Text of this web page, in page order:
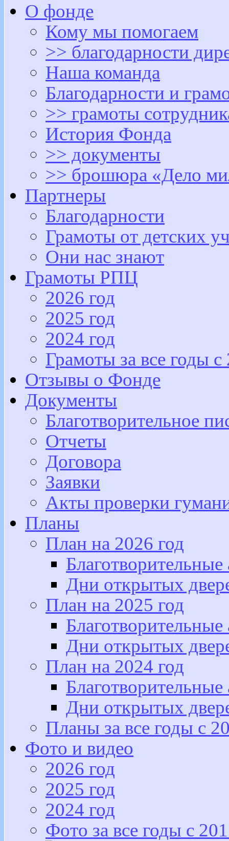
О фонде
Кому мы помогаем
>> благодарности
Наша команда
Благодарности и
>> грамоты
История Фонда
>> документы
>> брошюра «Дело
Партнеры
Благодарности
Грамоты от детских
Они нас знают
Грамоты РПЦ
2026 год
2025 год
2024 год
Грамоты за все годы с
Отзывы о Фонде
Документы
Благотворительное
Отчеты
Договора
Заявки
Акты проверки
Планы
План на 2026 год
Дни открытых
План на 2025 год
Дни открытых
План на 2024 год
Дни открытых
Планы за все годы с
Фото и видео
2026 год
2025 год
2024 год
Фото за все годы с